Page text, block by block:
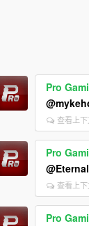
Pro
查看上
Pro
查看上
Pro